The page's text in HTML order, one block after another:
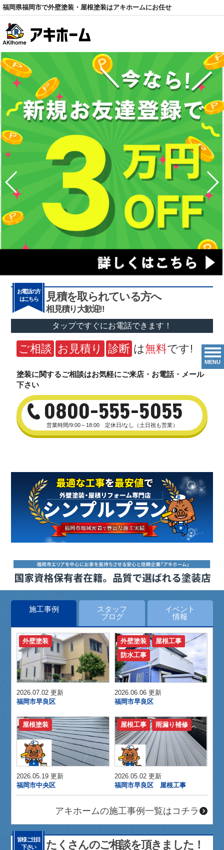
福岡県福岡市で外壁塗装・屋根塗装はアキホームにお任せ
電話
MENU
お電話の方
はこちら
見積を取られている方へ
相見積り大歓迎!!
タップですぐにお電話できます！
ご相談 お見積り 診断 は無料です!
塗装に関するご相談はお気軽にご来店・お電話・メール
下さい
0800-555-5055
営業時間/9:00～18:00 定休日/なし（土日祝も営業）
施工事例
スタッフ
ブログ
イベント
情報
2026.07.02 更新
福岡市早良区
外壁塗装
2026.06.06 更新
福岡市早良区
外壁塗装
屋根工事
防水工事
2026.05.19 更新
福岡市中央区
屋根塗装
2026.05.02 更新
福岡市早良区 屋根工事
屋根工事 雨漏り補修
アキホームの施工事例一覧はコチラ
皆様ご注目
下さい
たくさんのご相談を頂きました！